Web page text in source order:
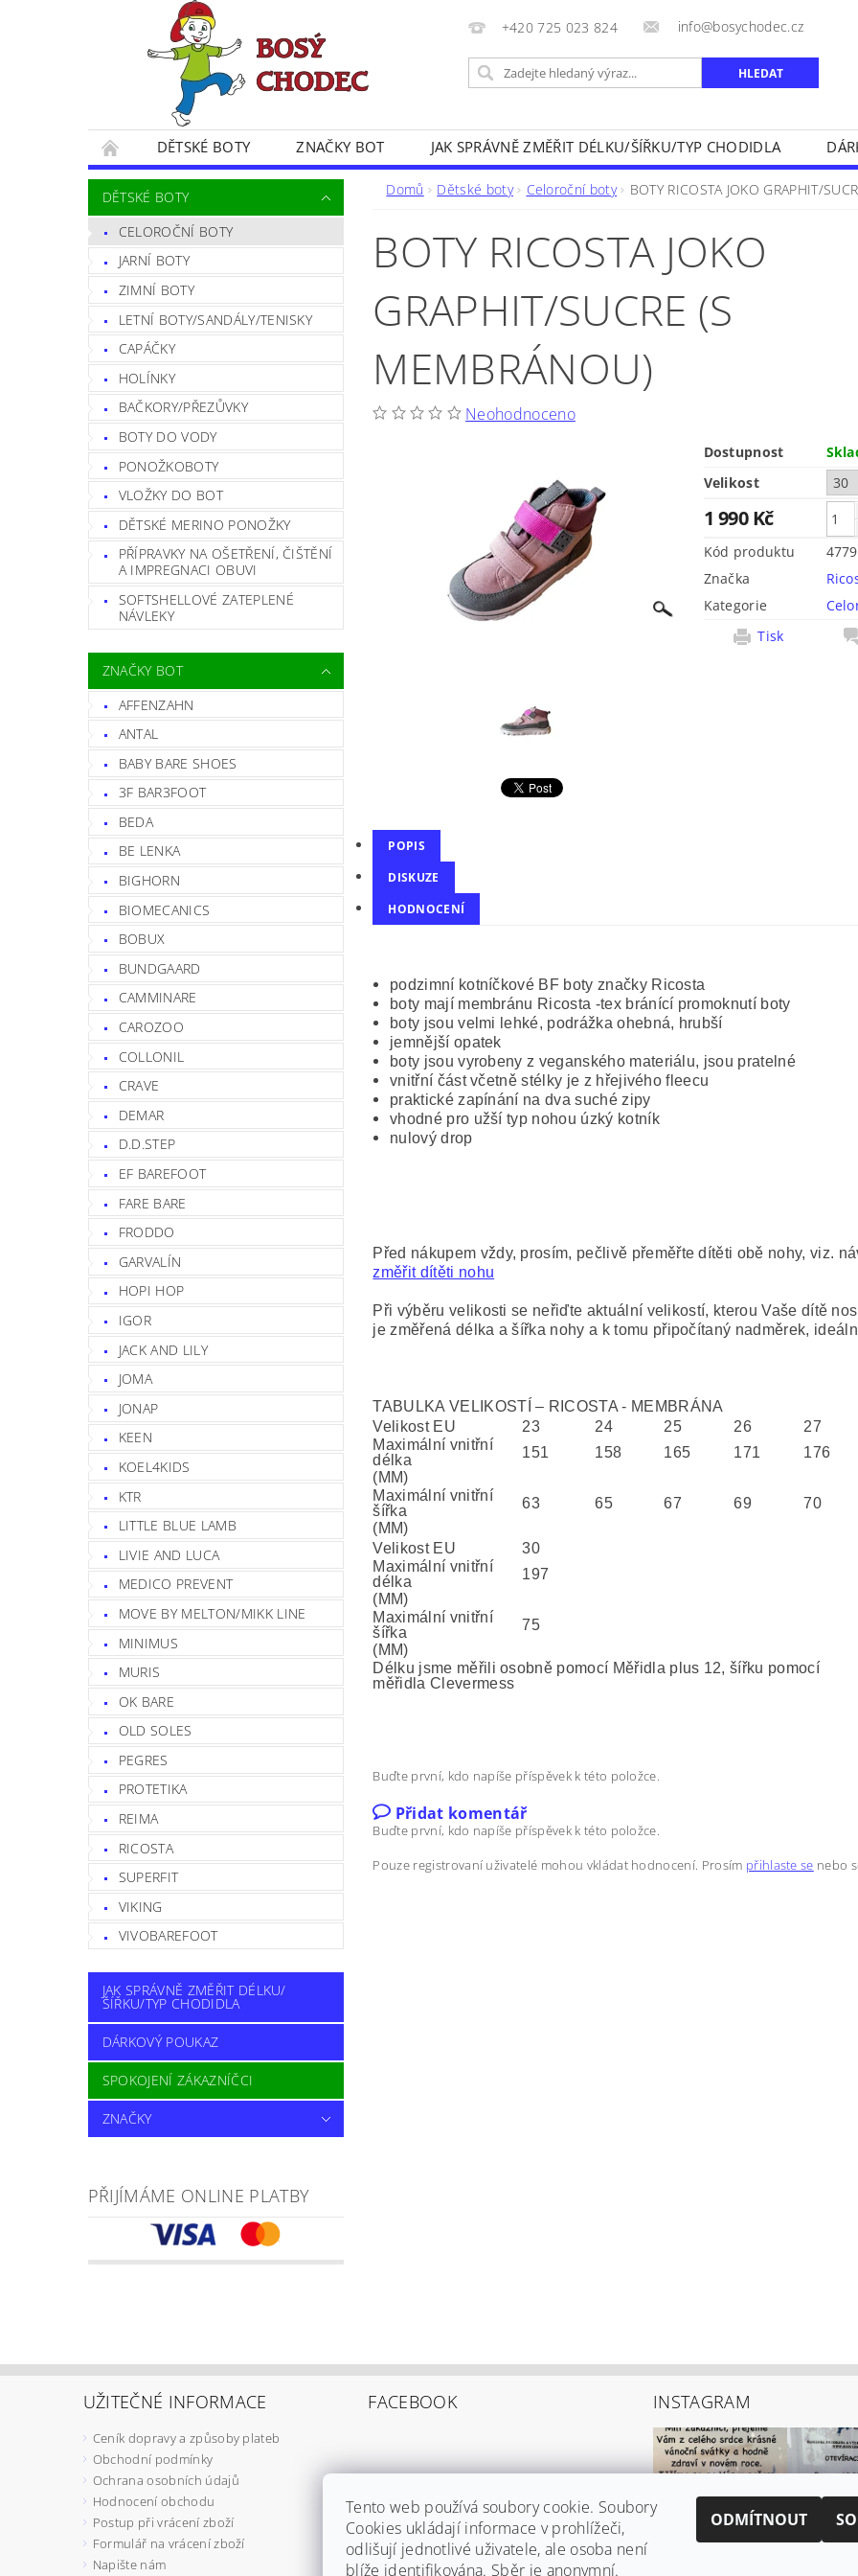
+420 725 023 824 info@bosychodec.cz
DĚTSKÉ BOTY ZNAČKY BOT JAK SPRÁVNĚ ZMĚŘIT DÉLKU/ŠÍŘKU/TYP CHODIDLA
SPOKOJENÍ ZÁKAZNÍČCI
BLOG CENÍK DOPRAVY A ZPŮSOBY PLATEB OBCHODNÍ
POSTUP PŘI VRÁCENÍ ZBOŽÍ
DĚTSKÉ BOTY
CELOROČNÍ BOTY
JARNÍ BOTY
ZIMNÍ BOTY
LETNÍ BOTY/SANDÁLY/TENISKY
CAPÁČKY
HOLÍNKY
BAČKORY/PŘEZŮVKY
BOTY DO VODY
PONOŽKOBOTY
VLOŽKY DO BOT
DĚTSKÉ MERINO PONOŽKY
PŘÍPRAVKY NA OŠETŘENÍ, ČIŠTĚNÍ
A IMPREGNACI OBUVI
SOFTSHELLOVÉ ZATEPLENÉ
NÁVLEKY
ZNAČKY BOT
AFFENZAHN
ANTAL
BABY BARE SHOES
3F BAR3FOOT
BEDA
BE LENKA
BIGHORN
BIOMECANICS
BOBUX
BUNDGAARD
CAMMINARE
CAROZOO
COLLONIL
CRAVE
DEMAR
D.D.STEP
EF BAREFOOT
FARE BARE
FRODDO
GARVALÍN
HOPI HOP
IGOR
JACK AND LILY
JOMA
JONAP
KEEN
KOEL4KIDS
KTR
LITTLE BLUE LAMB
LIVIE AND LUCA
MEDICO PREVENT
MOVE BY MELTON/MIKK LINE
MINIMUS
MURIS
OK BARE
OLD SOLES
PEGRES
PROTETIKA
REIMA
RICOSTA
SUPERFIT
VIKING
VIVOBAREFOOT
JAK SPRÁVNĚ ZMĚŘIT DÉLKU/
ŠÍŘKU/TYP CHODIDLA
DÁRKOVÝ POUKAZ
SPOKOJENÍ ZÁKAZNÍČCI
ZNAČKY
PŘIJÍMÁME ONLINE PLATBY
Domů Dětské boty Celoroční boty BOTY RICOSTA JOKO GRAPHIT/
BOTY RICOSTA JOKO
GRAPHIT/SUCRE (S
MEMBRÁNOU)
Neohodnoceno
Dostupnost
Velikost
1 990 Kč
Kód produktu
Značka
Kategorie
Tisk
POPIS
DISKUZE
HODNOCENÍ
podzimní kotníčkové BF boty značky Ricosta
boty mají membránu Ricosta -tex bránící promoknutí boty
boty jsou velmi lehké, podrážka ohebná, hrubší
jemnější opatek
boty jsou vyrobeny z veganského materiálu, jsou pratelné
vnitřní část včetně stélky je z hřejivého fleecu
praktické zapínání na dva suché zipy
vhodné pro užší typ nohou úzký kotník
nulový drop
Před nákupem vždy, prosím, pečlivě přeměřte dítěti obě nohy, viz.
změřit dítěti nohu
Při výběru velikosti se neřiďte aktuální velikostí, kterou Vaše dítě
je změřená délka a šířka nohy a k tomu připočítaný nadměrek,
TABULKA VELIKOSTÍ – RICOSTA - MEMBRÁNA
Velikost EU
23 24 25 26 27
Maximální vnitřní
délka
151 158 165 171 176
(MM)
Maximální vnitřní
šířka
63 65 67 69 70
(MM)
Velikost EU
30
Maximální vnitřní
délka
197
(MM)
Maximální vnitřní
šířka
75
(MM)
Délku jsme měřili osobně pomocí Měřidla plus 12, šířku pomocí
měřidla Clevermess
Buďte první, kdo napíše příspěvek k této položce.
Přidat komentář
Buďte první, kdo napíše příspěvek k této položce.
Pouze registrovaní uživatelé mohou vkládat hodnocení. Prosím přihlaste se nebo
UŽITEČNÉ INFORMACE
Ceník dopravy a způsoby plateb
Obchodní podmínky
Ochrana osobních údajů
Hodnocení obchodu
Postup při vrácení zboží
Formulář na vrácení zboží
Napište nám
FACEBOOK INSTAGRAM
Tento web používá soubory cookie. Soubory
Cookies ukládají informace v prohlížeči,
odlišují jednotlivé uživatele, ale osoba není
blíže identifikována. Sběr je anonymní.
ODMÍTNOUT